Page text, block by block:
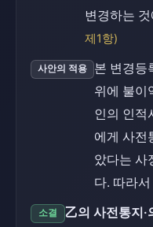
변경하는
제1항)
사안의 적용
본 변경등
위에 불이
인의 인적
에게 사전
았다는 사
다. 따라
소결
乙의 사전통지